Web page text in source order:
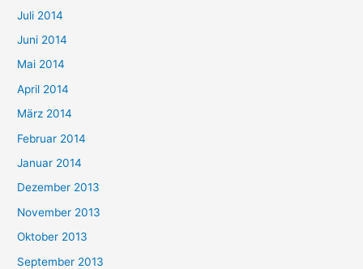
Juli 2014
Juni 2014
Mai 2014
April 2014
März 2014
Februar 2014
Januar 2014
Dezember 2013
November 2013
Oktober 2013
September 2013